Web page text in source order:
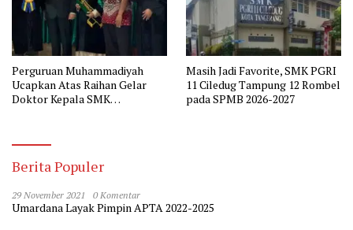
Perguruan Muhammadiyah
Ucapkan Atas Raihan Gelar
Doktor Kepala SMK
Masih Jadi Favorite, SMK PGRI
11 Ciledug Tampung 12 Rombel
pada SPMB 2026-2027
Berita Populer
29 November 2021 0 Komentar
Umardana Layak Pimpin APTA 2022-2025